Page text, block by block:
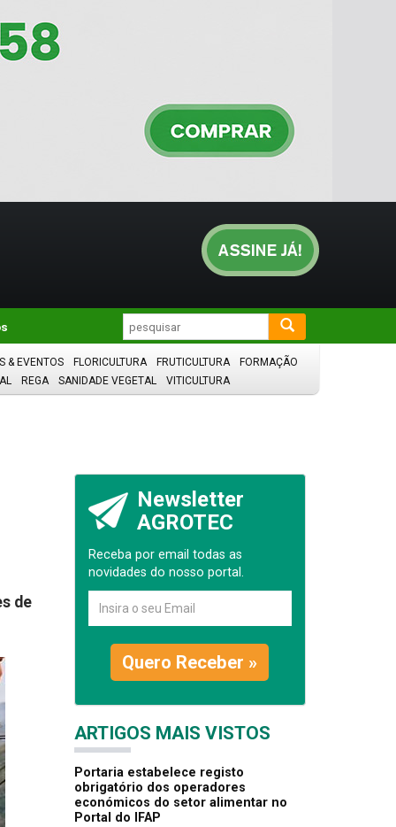
& EVENTOS FLORICULTURA FRUTICULTURA
FORMAÇÃO
REGA SANIDADE VEGETAL VITICULTURA
de
Newsletter
AGROTEC
Receba por email todas as
novidades do nosso portal.
Quero Receber »
ARTIGOS MAIS VISTOS
Portaria estabelece registo
obrigatório dos operadores
económicos do setor alimentar no
Portal do IFAP